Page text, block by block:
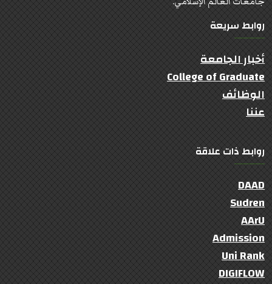
روابط سريعة
أخبار الجامعة
College of Graduate
الوظائف
عننا
روابط ذات علاقة
DAAD
Sudren
AArU
Admission
Uni Rank
DIGIFLOW